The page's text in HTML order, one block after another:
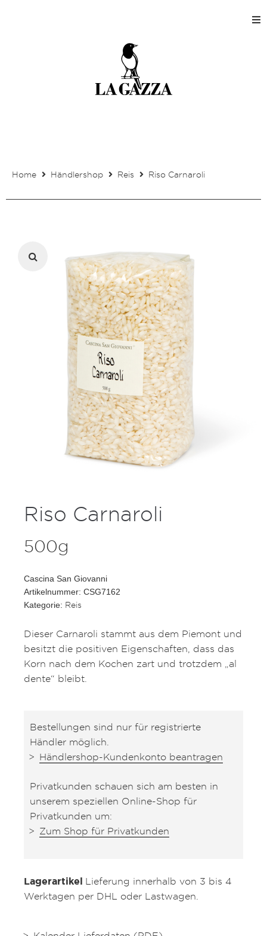
Home
Shops
Kontakt
Home Händlershop Reis Riso Carnaroli
Riso Carnaroli
500g
Cascina San Giovanni
Artikelnummer: CSG7162
Kategorie: Reis
Dieser Carnaroli stammt aus dem Piemont und
besitzt die positiven Eigenschaften, dass das
Korn nach dem Kochen zart und trotzdem „al
dente“ bleibt.
Bestellungen sind nur für registrierte
Händler möglich.
Händlershop-Kundenkonto beantragen
Privatkunden schauen sich am besten in
unserem speziellen Online-Shop für
Privatkunden um:
Zum Shop für Privatkunden
Lagerartikel Lieferung innerhalb von 3 bis 4
Werktagen per DHL oder Lastwagen.